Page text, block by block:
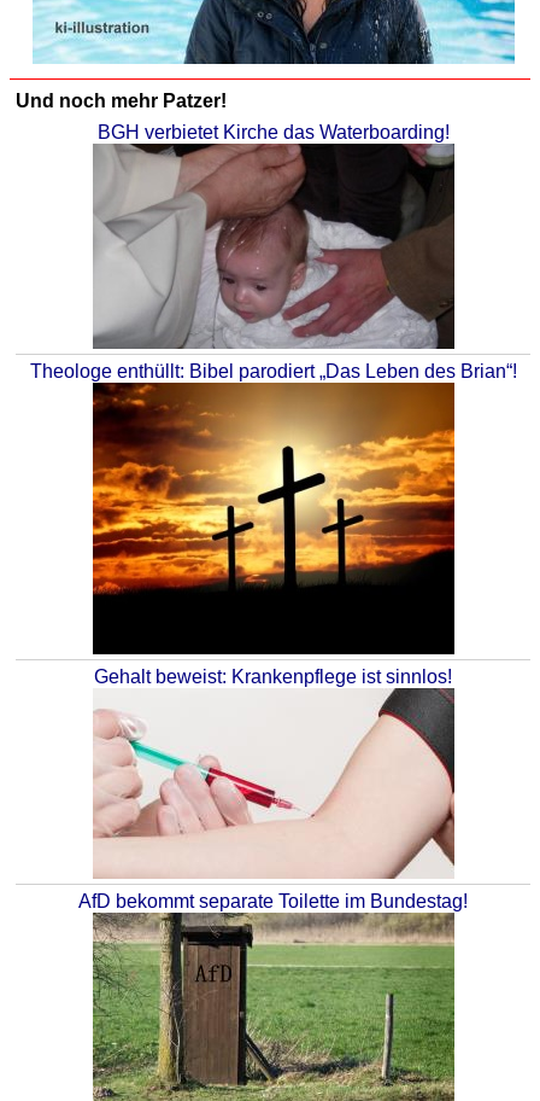
Und noch mehr Patzer!
BGH verbietet Kirche das Waterboarding!
Theologe enthüllt: Bibel parodiert „Das Leben des Brian“!
Gehalt beweist: Krankenpflege ist sinnlos!
AfD bekommt separate Toilette im Bundestag!